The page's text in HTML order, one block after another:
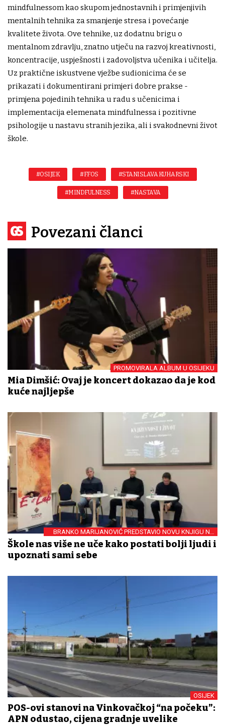
mindfulnessom kao skupom jednostavnih i primjenjivih
mentalnih tehnika za smanjenje stresa i povećanje
kvalitete života. Ove tehnike, uz dodatnu brigu o
mentalnom zdravlju, znatno utječu na razvoj kreativnosti,
koncentracije, uspješnosti i zadovoljstva učenika i učitelja.
Uz praktične iskustvene vježbe sudionicima će se
prikazati i dokumentirani primjeri dobre prakse -
primjena pojedinih tehnika u radu s učenicima i
implementacija elemenata mindfulnessa i pozitivne
psihologije u nastavu stranih jezika, ali i svakodnevni život
škole.
#OSIJEK #FFOS #STANISLAVA KUHARSKI
#MINDFULNESS #NASTAVA
Povezani članci
PROMOVIRALA ALBUM U OSIJEKU
Mia Dimšić: Ovaj je koncert dokazao da je kod
kuće najljepše
BRANKO MARIJANOVIĆ PREDSTAVIO NOVU KNJIGU NA
FFOS-U
Škole nas više ne uče kako postati bolji ljudi i
upoznati sami sebe
OSIJEK
POS-ovi stanovi na Vinkovačkoj “na počeku”:
APN odustao, cijena gradnje uvelike